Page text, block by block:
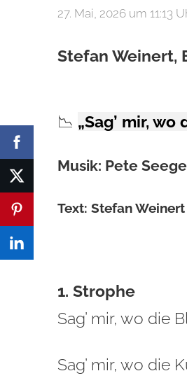
27. Mai, 2026 um 11:13
Stefan Weinert,
📉 „Sag’ mir,
Musik: Pete
Text: Stefan
1. Strophe
Sag’ mir, wo die
Sag’ mir, wo die